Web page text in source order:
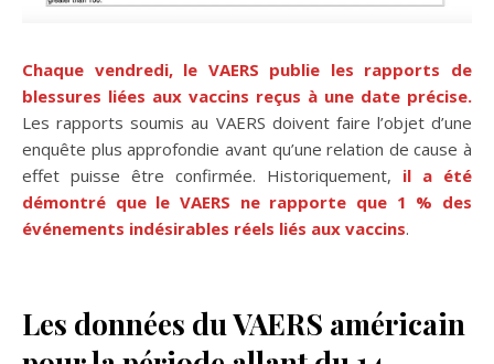
Chaque vendredi, le VAERS publie les rapports de
blessures liées aux vaccins reçus à une date précise.
Les rapports soumis au VAERS doivent faire l’objet d’une
enquête plus approfondie avant qu’une relation de cause à
effet puisse être confirmée. Historiquement, il a été
démontré que le VAERS ne rapporte que 1 % des
événements indésirables réels liés aux vaccins.
Les données du VAERS américain